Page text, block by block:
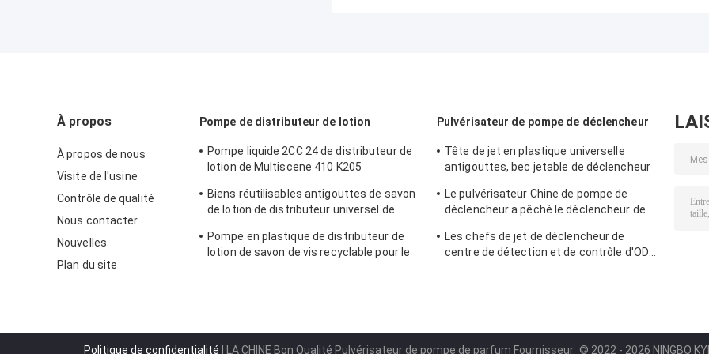
À propos
À propos de nous
Visite de l'usine
Contrôle de qualité
Nous contacter
Nouvelles
Plan du site
Pompe de distributeur de lotion
Pompe liquide 2CC 24 de distributeur de
lotion de Multiscene 410 K205
Biens réutilisables antigouttes de savon
de lotion de distributeur universel de
Pompe en plastique de distributeur de
lotion de savon de vis recyclable pour le
Pulvérisateur de pompe de déclencheur
Tête de jet en plastique universelle
antigouttes, bec jetable de déclencheur
Le pulvérisateur Chine de pompe de
déclencheur a pêché le déclencheur de
Les chefs de jet de déclencheur de
centre de détection et de contrôle d'ODM
Politique de confidentialité | LA CHINE Bon Qualité Pulvérisateur de pompe de parfum Fournisseur. © 2022 - 2026 NINGBO